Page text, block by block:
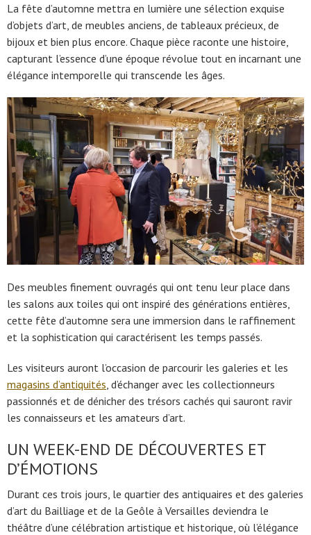
La fête d’automne mettra en lumière une sélection exquise
d’objets d’art, de meubles anciens, de tableaux précieux, de
bijoux et bien plus encore. Chaque pièce raconte une histoire,
capturant l’essence d’une époque révolue tout en incarnant une
élégance intemporelle qui transcende les âges.
Des meubles finement ouvragés qui ont tenu leur place dans
les salons aux toiles qui ont inspiré des générations entières,
cette fête d’automne sera une immersion dans le raffinement
et la sophistication qui caractérisent les temps passés.
Les visiteurs auront l’occasion de parcourir les galeries et les
magasins d’antiquités , d’échanger avec les collectionneurs
passionnés et de dénicher des trésors cachés qui sauront ravir
les connaisseurs et les amateurs d’art.
UN WEEK-END DE DÉCOUVERTES ET
D’ÉMOTIONS
Durant ces trois jours, le quartier des antiquaires et des galeries
d’art du Bailliage et de la Geôle à Versailles deviendra le
théâtre d’une célébration artistique et historique, où l’élégance